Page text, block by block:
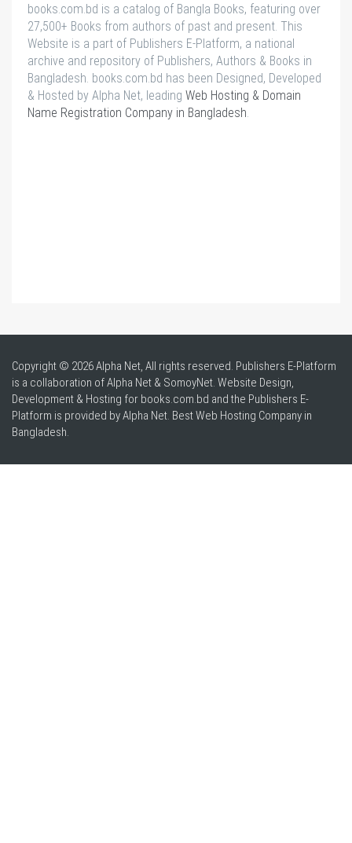
books.com.bd is a catalog of Bangla Books, featuring over
27,500+ Books from authors of past and present. This
Website is a part of Publishers E-Platform, a national
archive and repository of Publishers, Authors & Books in
Bangladesh. books.com.bd has been Designed, Developed
& Hosted by Alpha Net, leading Web Hosting & Domain
Name Registration Company in Bangladesh
Copyright © 2026 Alpha Net, All rights reserved. Publishers E-Platform
is a collaboration of Alpha Net & SomoyNet. Website Design,
Development & Hosting for books.com.bd and the Publishers E-
Platform is provided by Alpha Net. BestWeb Hosting Company in
Bangladesh.